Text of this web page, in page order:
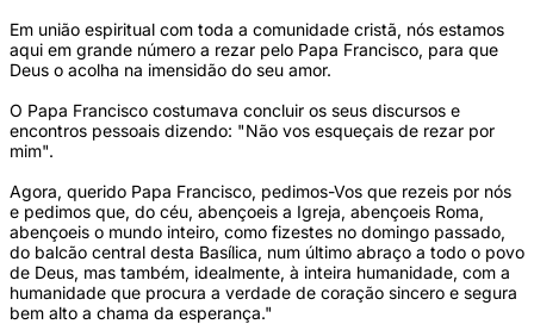
Em união espiritual com toda a comunidade cristã, nós estamos
aqui em grande número a rezar pelo Papa Francisco, para que
Deus o acolha na imensidão do seu amor.
O Papa Francisco costumava concluir os seus discursos e
encontros pessoais dizendo: "Não vos esqueçais de rezar por
mim".
Agora, querido Papa Francisco, pedimos-Vos que rezeis por nós
e pedimos que, do céu, abençoeis a Igreja, abençoeis Roma,
abençoeis o mundo inteiro, como fizestes no domingo passado,
do balcão central desta Basílica, num último abraço a todo o povo
de Deus, mas também, idealmente, à inteira humanidade, com a
humanidade que procura a verdade de coração sincero e segura
bem alto a chama da esperança."